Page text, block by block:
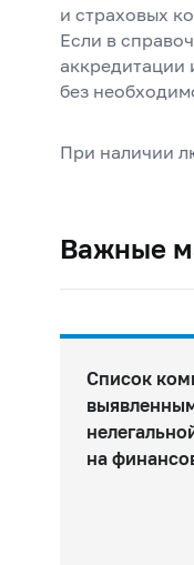
и страховых
Если в
аккредитации
без
При наличии
Важные
Список
на